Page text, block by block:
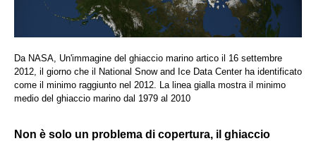
Da NASA, Un'immagine del ghiaccio marino artico il 16 settembre
2012, il giorno che il National Snow and Ice Data Center ha identificato
come il minimo raggiunto nel 2012. La linea gialla mostra il minimo
medio del ghiaccio marino dal 1979 al 2010
Non è solo un problema di copertura, il ghiaccio